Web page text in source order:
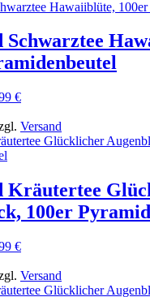
Schwarztee
€
Versand
Kräutertee
100er
€
Versand